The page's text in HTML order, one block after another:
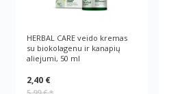
HERBAL CARE veido kremas
su biokolagenu ir kanapių
aliejumi, 50 ml
2,40 €